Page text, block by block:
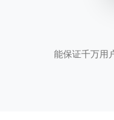
能保证千万用